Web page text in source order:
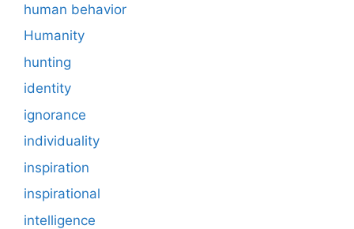
human behavior
Humanity
hunting
identity
ignorance
individuality
inspiration
inspirational
intelligence